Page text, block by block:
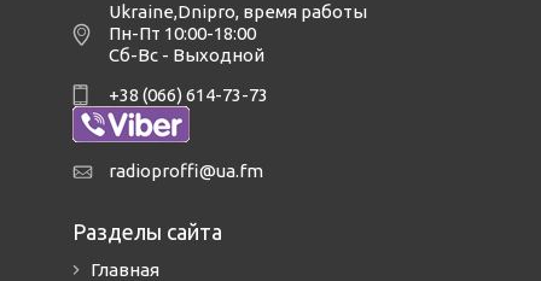
Ukraine,Dnipro, время работы
Пн-Пт 10:00-18:00
Сб-Вс - Выходной
+38 (066) 614-73-73
radioproffi@ua.fm
Разделы сайта
Главная